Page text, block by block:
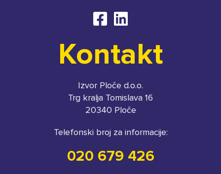
Kontakt
Izvor Ploče d.o.o.
Trg kralja Tomislava 16
20340 Ploče
Telefonski broj za informacije:
020 679 426